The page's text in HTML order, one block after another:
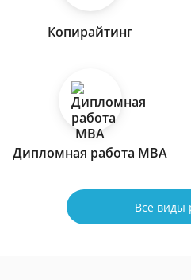
Копирайтинг
Дипломная работа МВА
Все виды